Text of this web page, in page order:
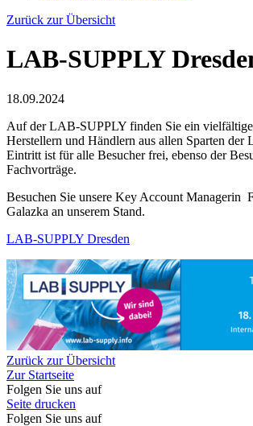
Zurück zur Übersicht
LAB-SUPPLY
18.09.2024
Auf der LAB-SUPPLY finden Sie ein
Herstellern und Händlern aus allen Sparten der
Eintritt ist für alle Besucher frei, ebenso der
Fachvorträge.
Besuchen Sie unsere Key Account Managerin
Galazka an unserem Stand.
LAB-SUPPLY Dresden
Zurück zur Übersicht
Zur Startseite
Folgen Sie uns auf
Seite drucken
Folgen Sie uns auf